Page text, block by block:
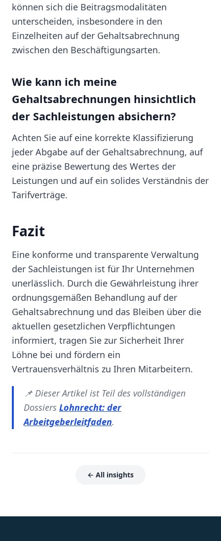
können sich die Beitragsmodalitäten
unterscheiden, insbesondere in den
Einzelheiten auf der Gehaltsabrechnung
zwischen den Beschäftigungsarten.
Wie kann ich meine
Gehaltsabrechnungen hinsichtlich
der Sachleistungen absichern?
Achten Sie auf eine korrekte Klassifizierung
jeder Abgabe auf der Gehaltsabrechnung, auf
eine präzise Bewertung des Wertes der
Leistungen und auf ein solides Verständnis der
Tarifverträge.
Fazit
Eine konforme und transparente Verwaltung
der Sachleistungen ist für Ihr Unternehmen
unerlässlich. Durch die Gewährleistung ihrer
ordnungsgemäßen Behandlung auf der
Gehaltsabrechnung und das Bleiben über die
aktuellen gesetzlichen Verpflichtungen
informiert, tragen Sie zur Sicherheit Ihrer
Löhne bei und fördern ein
Vertrauensverhältnis zu Ihren Mitarbeitern.
📌 Dieser Artikel ist Teil des vollständigen
Dossiers Lohnrecht: der
Arbeitgeberleitfaden.
← All insights